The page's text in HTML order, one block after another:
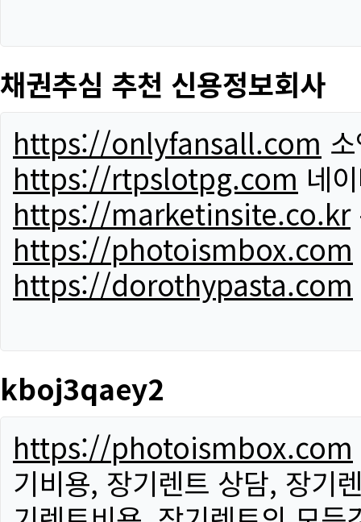
채권추심 추천 신용정보회사
https://onlyfansall.com
https://rtpslotpg.com 네
https://marketinsite.co.kr
https://photoismbox.com
https://dorothypasta.com
kboj3qaey2
https://photoismbox.com
기비용, 장기렌트 상담, 장기